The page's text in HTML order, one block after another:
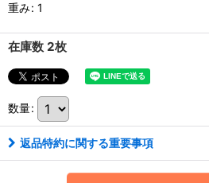
重み: 1
在庫数 2枚
数量:
返品特約に関する重要事項